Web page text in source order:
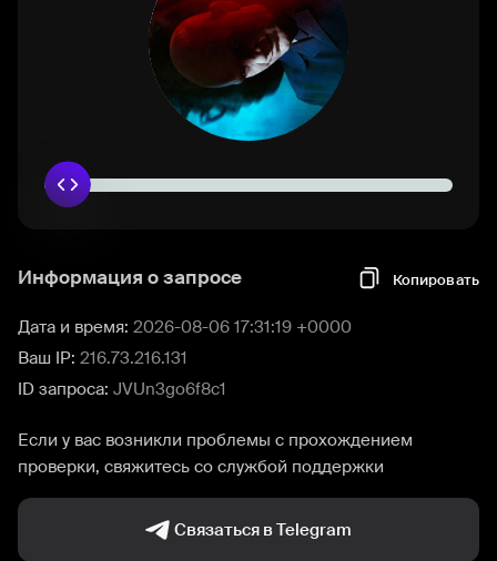
Информация о запросе Копировать
Дата и время: 2026-08-06 17:31:19 +0000
Ваш IP: 216.73.216.131
ID запроса: JVUn3go6f8c1
Если у вас возникли проблемы с прохождением
проверки, свяжитесь со службой поддержки
Связаться в Telegram